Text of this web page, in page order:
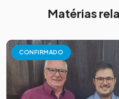
Matérias
CONFIRMADO